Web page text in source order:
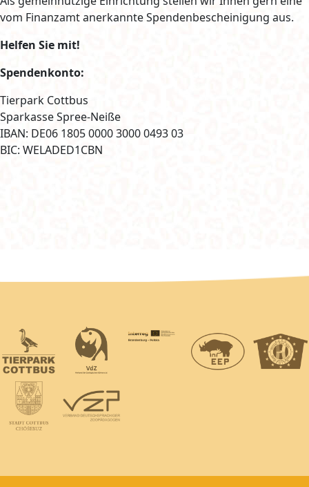
vom Finanzamt anerkannte Spendenbescheinigung aus.
Helfen Sie mit!
Spendenkonto:
Tierpark Cottbus
Sparkasse Spree-Neiße
IBAN: DE06 1805 0000 3000 0493 03
BIC: WELADED1CBN